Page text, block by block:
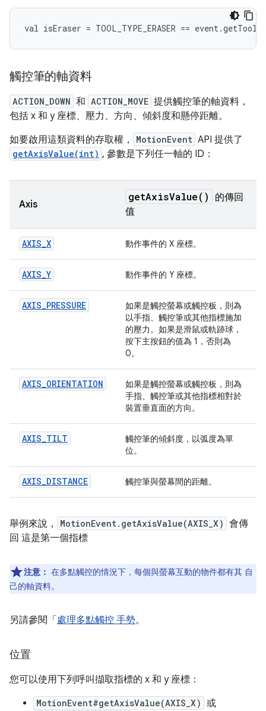
觸控筆的軸資料
ACTION_DOWN 和 ACTION_MOVE 提供觸控筆的軸資料，
包括 x 和 y 座標、壓力、方向、傾斜度和懸停距離。
如要啟用這類資料的存取權，
MotionEvent API 提供了
getAxisValue(int) , 參數是下列任一軸的 ID：
Axis
getAxisValue()
的傳回
值
AXIS_X 動作事件的 X 座標。
AXIS_Y 動作事件的 Y 座標。
AXIS_PRESSURE
如果是觸控螢幕或觸控板，則為
以手指、觸控筆或其他指標施加
的壓力。如果是滑鼠或軌跡球，
按下主按鈕的值為 1，否則為
0。
AXIS_ORIENTATION
如果是觸控螢幕或觸控板，則為
手指、觸控筆或其他指標相對於
裝置垂直面的方向。
AXIS_TILT
觸控筆的傾斜度，以弧度為單
位。
AXIS_DISTANCE 觸控筆與螢幕間的距離。
舉例來說， MotionEvent.getAxisValue(AXIS_X) 會傳
回 這是第一個指標
注意： 在多點觸控的情況下，每個與螢幕互動的物件都有其 自
己的軸資料。
另請參閱「 處理多點觸控 手勢。
位置
您可以使用下列呼叫擷取指標的 x 和 y 座標：
MotionEvent#getAxisValue(AXIS_X) 或